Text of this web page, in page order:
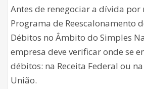
Antes de renegociar a dívida por
Programa de Reescalonamento
Débitos no Âmbito do Simples
empresa deve verificar onde se
débitos: na Receita Federal ou
União.